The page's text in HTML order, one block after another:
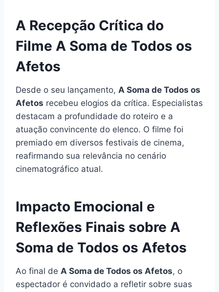
A Recepção Crítica do
Filme A Soma de Todos os
Afetos
Desde o seu lançamento, A Soma de Todos os
Afetos recebeu elogios da crítica. Especialistas
destacam a profundidade do roteiro e a
atuação convincente do elenco. O filme foi
premiado em diversos festivais de cinema,
reafirmando sua relevância no cenário
cinematográfico atual.
Impacto Emocional e
Reflexões Finais sobre A
Soma de Todos os Afetos
Ao final de A Soma de Todos os Afetos, o
espectador é convidado a refletir sobre suas